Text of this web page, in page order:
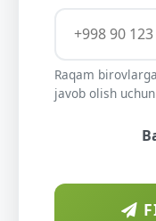
Raqam
javob olish